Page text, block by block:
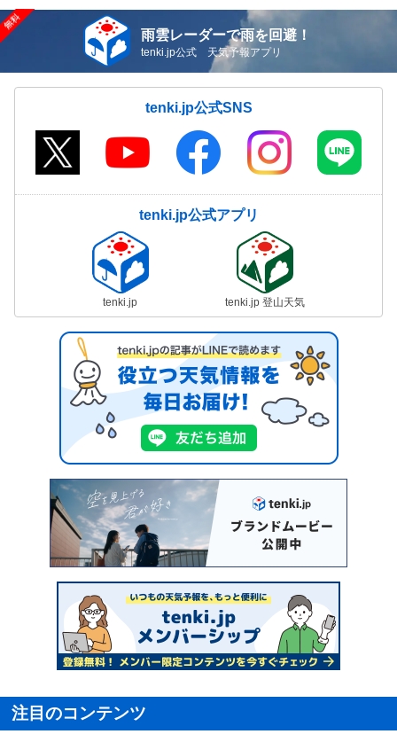
雨雲レーダーで雨を回避！
tenki.jp公式 天気予報アプリ
tenki.jp公式SNS
tenki.jp公式アプリ
tenki.jp tenki.jp 登山天気
注目のコンテンツ